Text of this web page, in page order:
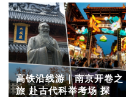
高铁沿线游｜南京开卷之
旅 赴古代科举考场 探